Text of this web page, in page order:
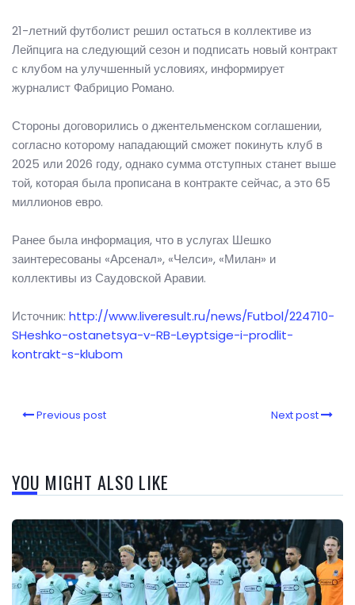
21-летний футболист решил остаться в коллективе из
Лейпцига на следующий сезон и подписать новый контракт
с клубом на улучшенный условиях, информирует
журналист Фабрицио Романо.
Стороны договорились о джентельменском соглашении,
согласно которому нападающий сможет покинуть клуб в
2025 или 2026 году, однако сумма отступных станет выше
той, которая была прописана в контракте сейчас, а это 65
миллионов евро.
Ранее была информация, что в услугах Шешко
заинтересованы «Арсенал», «Челси», «Милан» и
коллективы из Саудовской Аравии.
Источник: http://www.liveresult.ru/news/Futbol/224710-
SHeshko-ostanetsya-v-RB-Leyptsige-i-prodlit-
kontrakt-s-klubom
Previous post Next post
YOU MIGHT ALSO LIKE